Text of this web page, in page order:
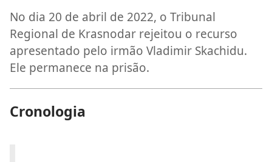
No dia 20 de abril de 2022, o Tribunal
Regional de Krasnodar rejeitou o recurso
apresentado pelo irmão Vladimir Skachidu.
Ele permanece na prisão.
Cronologia